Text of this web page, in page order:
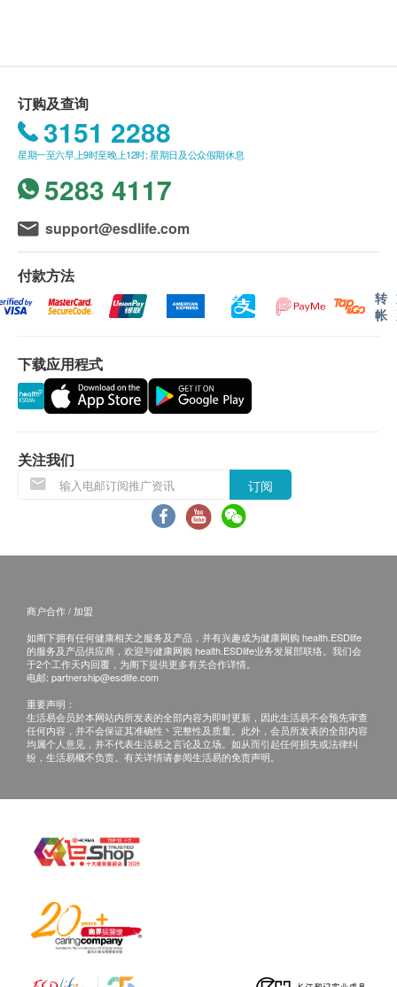
产地
澳洲
600克
功效
SuperFood Lab 超级美纤酵素蛋白粉
午餐前饮用SuperFood Lab 超级美纤酵素蛋白粉
有助控制食欲，减少卡路里摄取及收紧肌肉线条效
集合超级食品+ 超强益生菌+ 植物酵素和素食蛋白
SuperSlim Protein™低糖、低脂、低卡，每杯只含
79卡路里
足够的蛋白质不但能增加饱腹感，更可于运动后有
效修复体内细胞和增加肌肉
SuperSlim Protein™加入了超级食品－有机生可可
粉 (Organic Raw Cacao Powder)， 利用冷榨方
服用方法
加入一杯250毫升开水或植物奶， 10秒后即可享用
餐前饮用有助控制食欲， 减少卡路里摄取
每日于运动前/ 后代替一餐， 加强减轻体重及收紧
肌肉线条效果
成分
木瓜酵素
南瓜籽蛋白
左旋肉碱
有机可可
维生素B群
绿茶
玛卡
本地免费送货服务。 账单总额未满HK$400需附加
HK$50运费。
我们将于确定订单后1-3个工作天内安排发货。
不排除运送时间会因节日而有所影响。 当八号烈
风讯号悬挂或黑色暴雨警告生效时，送货服务时间
所有订单须视乎相关货品的供应情况再作最后确
认。 倘若健康网购health. ESDlife未能提供任何订
单上的货品，健康网购health. ESDlife有权拒绝接
受该订单，并且会于送货前透过电话或电邮通知顾
保用条款：
货品质量保证，于顾客收到产品当日起计，使用
期应最少有12个月或以上。
退换条款：
当顾客收取已订购之货品时，有责任检查货品是否
有损毁情况，一经确认签收，恕不接受退换。
退换产品必须包装完整，如退换之产品有任何残缺
或过期退回，供应商有权不受理。
正本，并于送货后3个工作天内按下列方式联络健
订购及查询
3151 2288
星期一至六早上9时至晚上12时; 星期日及公众假期休息
5283 4117
support@esdlife.com
付款方法
转
帐
下载应用程式
关注我们
订阅
商户合作 / 加盟
如阁下拥有任何健康相关之服务及产品，并有兴趣成为健康网购 health.ESDlife
的服务及产品供应商，欢迎与健康网购 health.ESDlife业务发展部联络。我们会
于2个工作天内回覆，为阁下提供更多有关合作详情。
电邮: partnership@esdlife.com
重要声明：
生活易会员於本网站内所发表的全部内容为即时更新，因此生活易不会预先审查
任何内容，并不会保证其准确性丶完整性及质量。此外，会员所发表的全部内容
均属个人意见，并不代表生活易之言论及立场。如从而引起任何损失或法律纠
纷，生活易概不负责。有关详情请参阅生活易的免责声明。